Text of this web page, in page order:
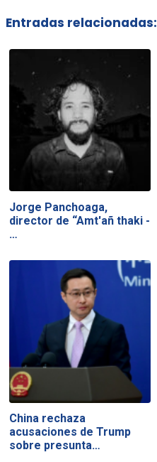
Entradas relacionadas:
Jorge Panchoaga,
director de “Amt'añ thaki -
…
China rechaza
acusaciones de Trump
sobre presunta…